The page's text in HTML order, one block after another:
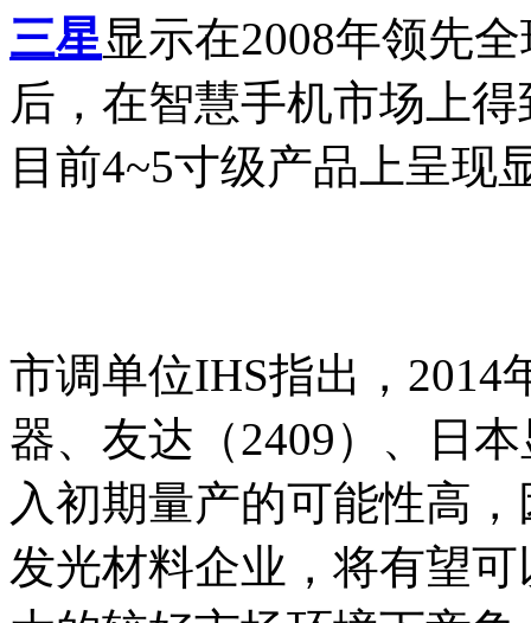
三星显示在2008年领先
后，在智慧手机市场上
目前4~5寸级产品上呈现
市调单位IHS指出，2014
器、友达（2409）、日
入初期量产的可能性高
发光材料企业，将有望